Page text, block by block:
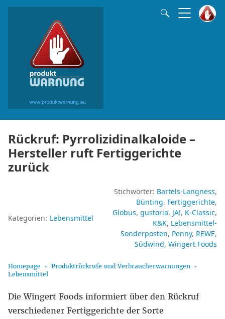
Rückruf: Pyrrolizidinalkaloide –
Hersteller ruft Fertiggerichte
zurück
Kategorien: Lebensmittel
Stichwörter: Bartels-Langness
Bünting Fertiggerichte
Globus gustoria JA! K-Classic
K&K Lebensmittel-
Sonderposten Penny REWE
Südwind Wingert Foods
Homepage
Produktrückrufe und Verbraucherwarnungen
Lebensmittel
Die Wingert Foods informiert über den Rückruf
verschiedener Fertiggerichte der Sorte